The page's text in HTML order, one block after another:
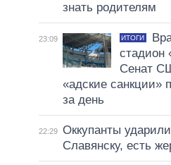
знать родителям
23:09 ИТОГИ
стадион
Сенат
«адские санкции»
за день
22:29 Оккупанты
Славянску, есть